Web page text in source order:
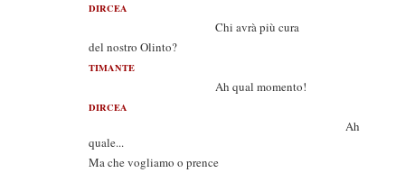
DIRCEA
Chi avrà più cura
del nostro Olinto?
TIMANTE
Ah qual momento!
DIRCEA
Ah
quale...
Ma che vogliamo o prence